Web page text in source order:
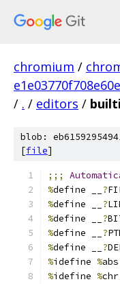
chromium /
/ . / editors /
blob:
[file]
;;;
%define __ ?
%define __ ?
%define __ ?
%define __ ?
%define __ ?
%idefine %abs
%idefine %chr